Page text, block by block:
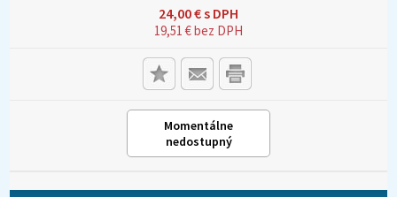
24,00€s DPH
19,51 €bez DPH
Momentálne
nedostupný